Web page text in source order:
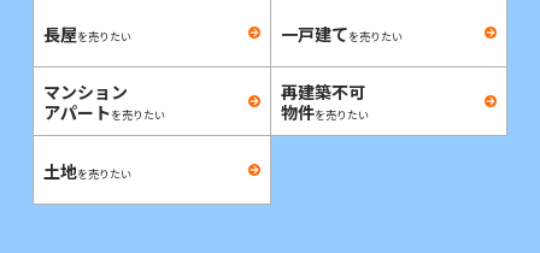
長屋を売りたい 一戸建てを売りたい
マンション
アパートを売りたい
再建築不可
物件を売りたい
土地を売りたい